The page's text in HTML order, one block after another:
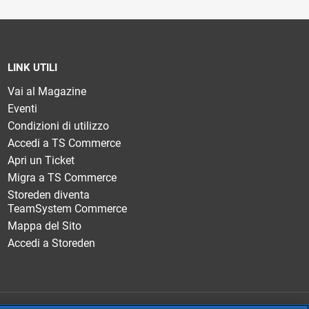
LINK UTILI
Vai al Magazine
Eventi
Condizioni di utilizzo
Accedi a TS Commerce
Apri un Ticket
Migra a TS Commerce
Storeden diventa
TeamSystem Commerce
Mappa del Sito
Accedi a Storeden